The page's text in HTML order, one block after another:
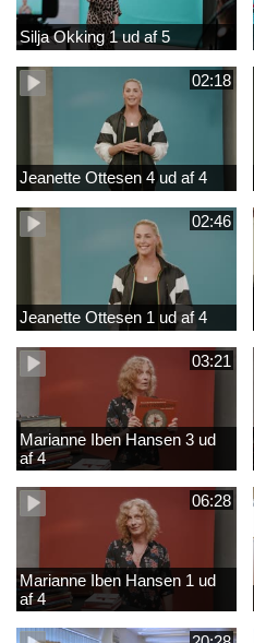
Silja Okking 1 ud af 5
02:18
Jeanette Ottesen 4 ud af 4
02:46
Jeanette Ottesen 1 ud af 4
03:21
Marianne Iben Hansen 3 ud
af 4
06:28
Marianne Iben Hansen 1 ud
af 4